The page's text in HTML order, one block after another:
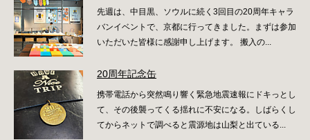
先週は、中目黒、ソウルに続く3回目の20周年キャラ
バンイベントで、京都に行ってきました。まずは参加
いただいた皆様に感謝申し上げます。 搬入の...
20周年記念缶
携帯電話から突然鳴り響く緊急地震速報にドキっとし
て、その後襲ってくる揺れに不安になる。しばらくし
てからネットで調べると震源地は山梨と出ている...